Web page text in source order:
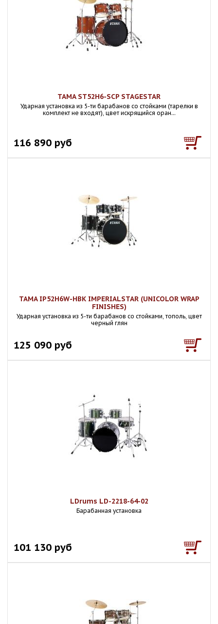
TAMA ST52H6-SCP STAGESTAR
Ударная установка из 5-ти барабанов со стойками (тарелки в
комплект не входят), цвет искрящийся оран...
116 890 руб
TAMA IP52H6W-HBK IMPERIALSTAR (UNICOLOR WRAP
FINISHES)
Ударная установка из 5-ти барабанов со стойками, тополь, цвет
черный глян
125 090 руб
LDrums LD-2218-64-02
Барабанная установка
101 130 руб